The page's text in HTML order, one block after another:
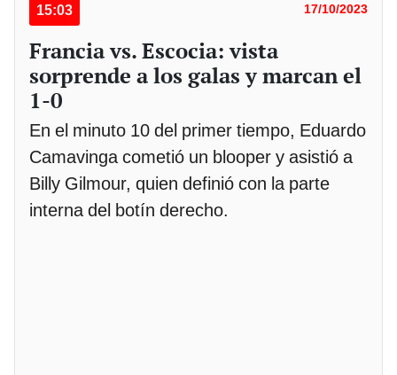
15:03 17/10/2023
Francia vs. Escocia: vista
sorprende a los galas y marcan el
1-0
En el minuto 10 del primer tiempo, Eduardo
Camavinga cometió un blooper y asistió a
Billy Gilmour, quien definió con la parte
interna del botín derecho.